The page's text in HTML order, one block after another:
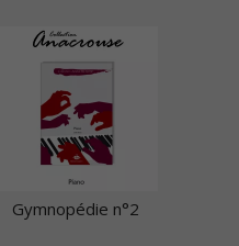
Gymnopédie n°2